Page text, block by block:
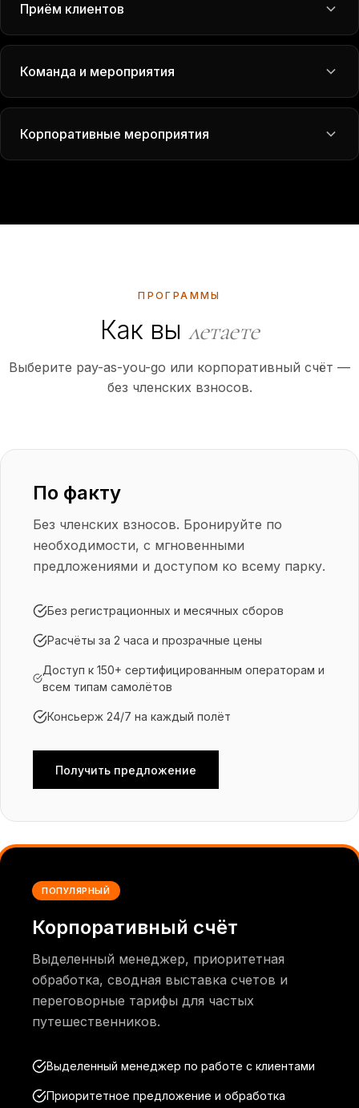
Приём клиентов
Команда и мероприятия
Корпоративные мероприятия
ПРОГРАММЫ
Как вы летаете
Выберите pay-as-you-go или корпоративный счёт —
без членских взносов.
По факту
Без членских взносов. Бронируйте по
необходимости, с мгновенными
предложениями и доступом ко всему парку.
Без регистрационных и месячных сборов
Расчёты за 2 часа и прозрачные цены
Доступ к 150+ сертифицированным операторам и
всем типам самолётов
Консьерж 24/7 на каждый полёт
Получить предложение
ПОПУЛЯРНЫЙ
Корпоративный счёт
Выделенный менеджер, приоритетная
обработка, сводная выставка счетов и
переговорные тарифы для частых
путешественников.
Выделенный менеджер по работе с клиентами
Приоритетное предложение и обработка